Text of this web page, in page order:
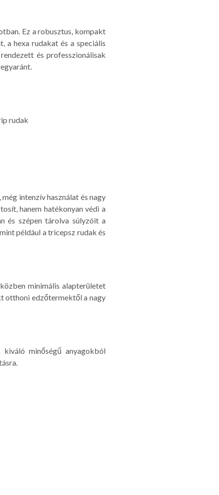
Ez a robusztus, kompakt
a hexa rudakat és a speciális
és professzionálisak
rudak
intenzív használat és nagy
hanem hatékonyan védi a
és szépen tárolva súlyzóit a
például a tricepsz rudak és
minimális alapterületet
otthoni edzőtermektől a nagy
minőségű anyagokból